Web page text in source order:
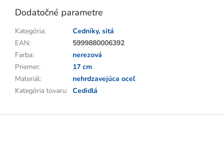
Dodatočné parametre
Kategória:
Cedníky, sitá
EAN:
5999880006392
Farba:
nerezová
Priemer:
17 cm
Materiál:
nehrdzavejúca oceľ
Kategória tovaru: Cedidlá
Z